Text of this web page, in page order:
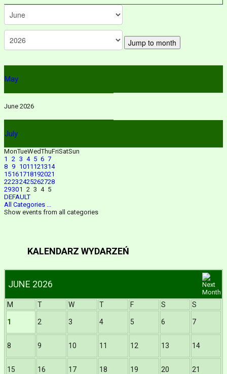
Jump to month
May
June 2026
July
MonTueWedThuFriSatSun
1
2 3 4 5 6 7
8 9 1011 121314
15161718192021
22232425262728
29301 2 3 4 5
DEFAULT
All Categories ...
Show events from all categories
KALENDARZ WYDARZEŃ
JUNE 2026
M T W T F S S
1 2 3 4 5 6 7
8 9 10 11 12 13 14
15 16 17 18 19 20 21